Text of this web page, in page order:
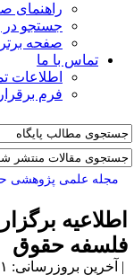
راهنمای
جستجو در
صفحه
تماس با ما
اطلاعات
فرم
مجله علمی پژوهشی
حقوق
بروزرسانی: ۱۴۰۳/۵/۳۱ |